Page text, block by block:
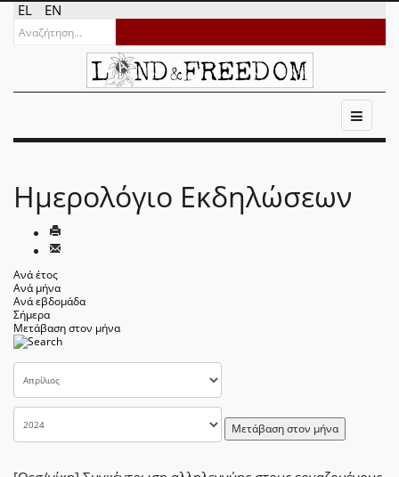
EL EN
Ημερολόγιο Εκδηλώσεων
Ανά έτος
Ανά μήνα
Ανά εβδομάδα
Σήμερα
Μετάβαση στον μήνα
Μετάβαση στον μήνα